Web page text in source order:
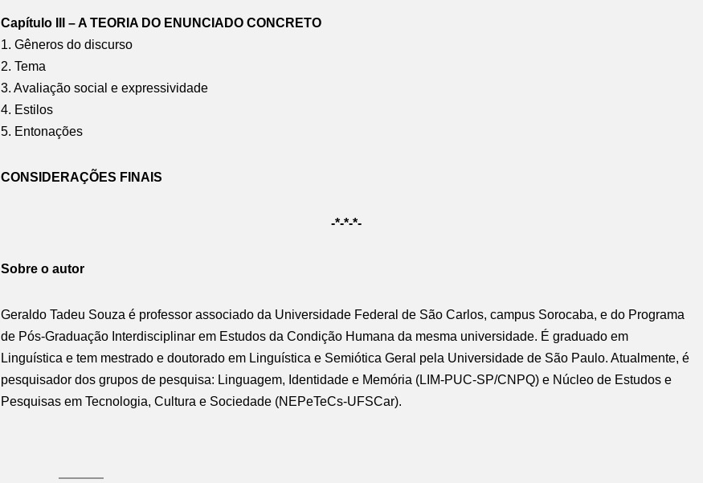
Capítulo III – A TEORIA DO ENUNCIADO CONCRETO
1. Gêneros do discurso
2. Tema
3. Avaliação social e expressividade
4. Estilos
5. Entonações
CONSIDERAÇÕES FINAIS
-*-*-*-
Sobre o autor
Geraldo Tadeu Souza é professor associado da Universidade Federal de São Carlos, campus Sorocaba, e do Programa
de Pós-Graduação Interdisciplinar em Estudos da Condição Humana da mesma universidade. É graduado em
Linguística e tem mestrado e doutorado em Linguística e Semiótica Geral pela Universidade de São Paulo. Atualmente, é
pesquisador dos grupos de pesquisa: Linguagem, Identidade e Memória (LIM-PUC-SP/CNPQ) e Núcleo de Estudos e
Pesquisas em Tecnologia, Cultura e Sociedade (NEPeTeCs-UFSCar).